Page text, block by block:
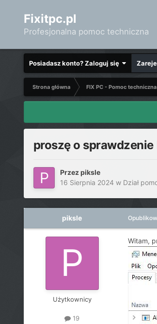
Fixitpc.pl
Profesjonalna pomoc techniczna
Posiadasz konto? Zaloguj się
Strona główna FIX PC - Pomoc techniczna
proszę o
Przezpiksle
16 Sierpnia 2024 w Dział
piksle
Użytkownicy
19
Witam,